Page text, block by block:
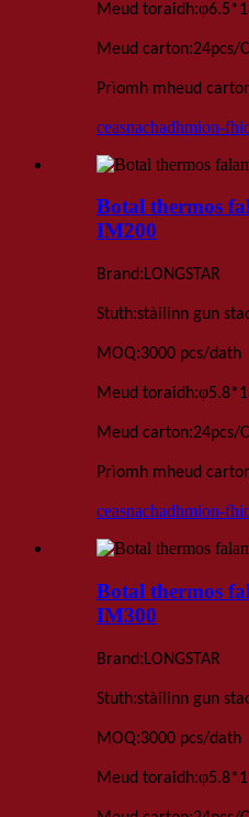
Meud toraidh:φ6.5*1
Meud carton:24pcs/
Prìomh mheud
ceasnachadhmion-
Botal thermos
IM200
Brand:LONGSTAR
Stuth:stàilinn gun
MOQ:3000 pcs/dath
Meud toraidh:φ5.
Meud carton:24pcs/
Prìomh mheud
ceasnachadhmion-
Botal thermos
IM300
Brand:LONGSTAR
Stuth:stàilinn gun
MOQ:3000 pcs/dath
Meud toraidh:φ5.8*1